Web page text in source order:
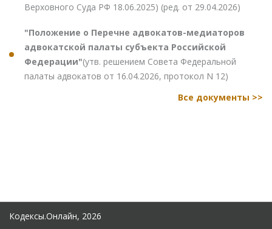
Верховного Суда РФ 18.06.2025) (ред. от 29.04.2026)
"Положение о Перечне адвокатов-медиаторов
адвокатской палаты субъекта Российской
Федерации"(утв. решением Совета Федеральной
палаты адвокатов от 16.04.2026, протокол N 12)
Все документы >>
Кодексы.Онлайн, 2026